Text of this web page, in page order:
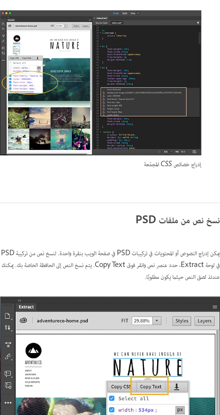
إدراج خصائص CSS المجمّعة
نسخ نص من ملفات PSD
يمكن إدراج النصوص أو المحتويات في تركيبات PSD في صفحة الويب بنقرة واحدة. لنسخ نص من تركيبة PSD
في لوحة Extract، حدد عنصر نص وانقر فوق Copy Text. يتم نسخ النص إلى الحافظة الخاصة بك. يمكنك
عندئذ لصق النص حيثما يكون مطلوبًا.